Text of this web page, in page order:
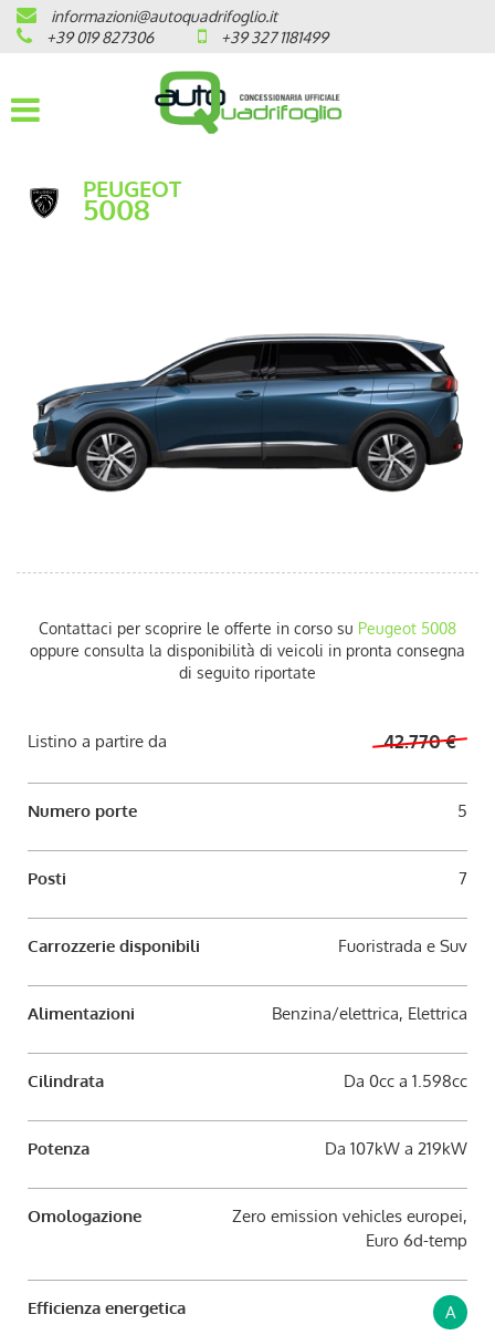
HOME
AZIENDA
OPEL
PRONTA CONSEGNA / KM 0
VEICOLI CON ECOBONUS
ACQUISTIAMO USATO
ASSISTENZA
informazioni@autoquadrifoglio.it
+39 019 827306
+39 327 1181499
PEUGEOT
5008
Contattaci per scoprire le offerte in corso su Peugeot 5008
oppure consulta la disponibilità di veicoli in pronta consegna
di seguito riportate
Listino a partire da 42.770 €
Numero porte 5
Posti 7
Carrozzerie disponibili Fuoristrada e Suv
Alimentazioni Benzina/elettrica, Elettrica
Cilindrata Da 0cc a 1.598cc
Potenza Da 107kW a 219kW
Omologazione
Zero emission vehicles europei,
Euro 6d-temp
Efficienza energetica A